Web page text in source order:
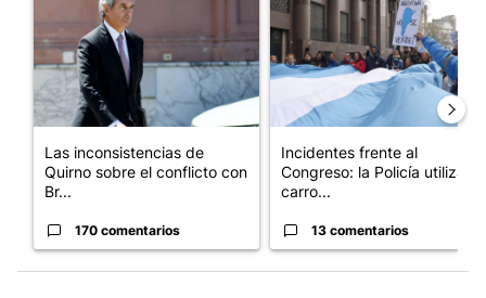
Las inconsistencias de
Quirno sobre el conflicto con
Br...
170 comentarios
Incidentes frente al
Congreso: la Policía utiliza
carro...
13 comentarios